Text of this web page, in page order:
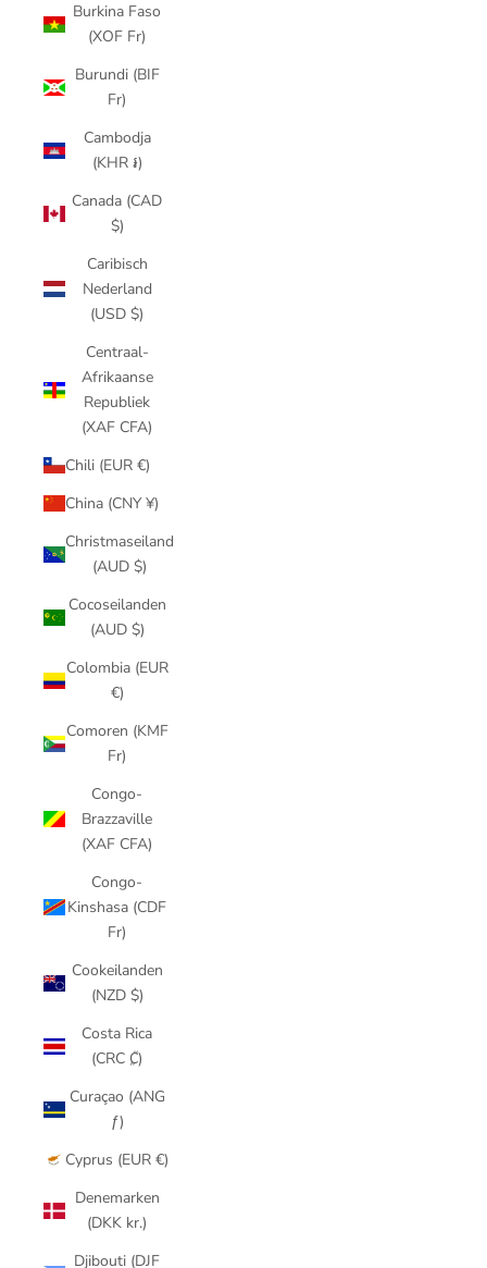
Burkina Faso
(XOF Fr)
Burundi (BIF
Fr)
Cambodja
(KHR ៛)
Canada (CAD
$)
Caribisch
Nederland
(USD $)
Centraal-
Afrikaanse
Republiek
(XAF CFA)
Chili (EUR €)
China (CNY ¥)
Christmaseiland
(AUD $)
Cocoseilanden
(AUD $)
Colombia (EUR
€)
Comoren (KMF
Fr)
Congo-
Brazzaville
(XAF CFA)
Congo-
Kinshasa (CDF
Fr)
Cookeilanden
(NZD $)
Costa Rica
(CRC ₡)
Curaçao (ANG
ƒ)
Cyprus (EUR €)
Denemarken
(DKK kr.)
Djibouti (DJF